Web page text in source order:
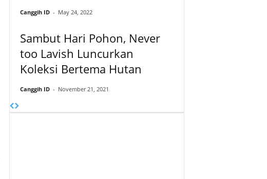
Canggih ID - May 24, 2022
Sambut Hari Pohon, Never
too Lavish Luncurkan
Koleksi Bertema Hutan
Canggih ID - November 21, 2021